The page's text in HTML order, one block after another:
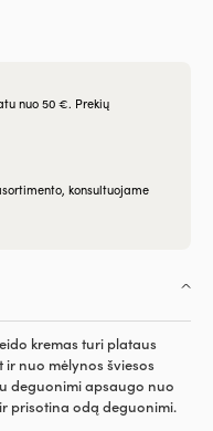
nuo 50 €. Prekių
konsultuojame
kremas turi plataus
nuo mėlynos šviesos
deguonimi apsaugo nuo
prisotina odą deguonimi.